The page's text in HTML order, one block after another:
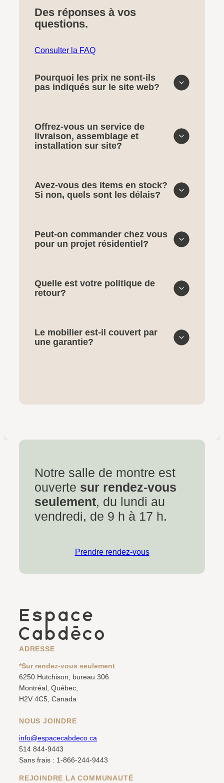
Des réponses à vos
questions.
Consulter la FAQ
Pourquoi les prix ne sont-ils
pas indiqués sur le site web?
Offrez-vous un service de
livraison, assemblage et
installation sur site?
Avez-vous des items en stock?
Si non, quels sont les délais?
Peut-on commander chez vous
pour un projet résidentiel?
Quelle est votre politique de
retour?
Le mobilier est-il couvert par
une garantie?
Notre salle de montre est
ouverte sur rendez-vous
seulement, du lundi au
vendredi, de 9 h à 17 h.
Prendre rendez-vous
ADRESSE
*Sur rendez-vous seulement
6250 Hutchison, bureau 306
Montréal, Québec,
H2V 4C5, Canada
NOUS JOINDRE
info@espacecabdeco.ca
514 844-9443
Sans frais : 1-866-244-9443
REJOINDRE LA COMMUNAUTÉ